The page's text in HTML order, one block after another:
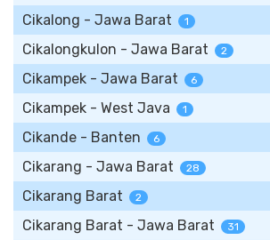
Cikalong - Jawa Barat 1
Cikalongkulon - Jawa Barat 2
Cikampek - Jawa Barat 6
Cikampek - West Java 1
Cikande - Banten 6
Cikarang - Jawa Barat 28
Cikarang Barat 2
Cikarang Barat - Jawa Barat 31